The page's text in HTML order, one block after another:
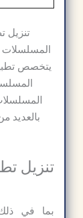
تنزيل
المسلسلات
المسلسلات
بالعديد
تنزيل
بما في ذلك